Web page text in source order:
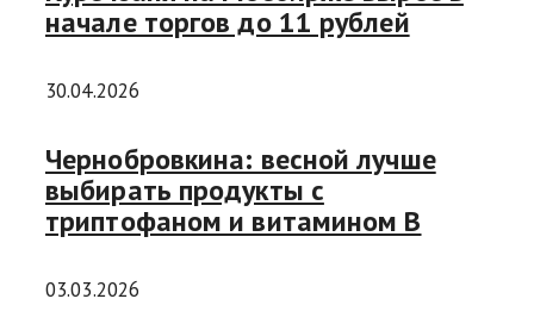
начале торгов до 11 рублей
30.04.2026
Чернобровкина: весной лучше
выбирать продукты с
триптофаном и витамином B
03.03.2026